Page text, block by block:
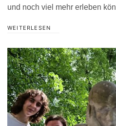
und noch viel mehr erleben
WEITERLESEN